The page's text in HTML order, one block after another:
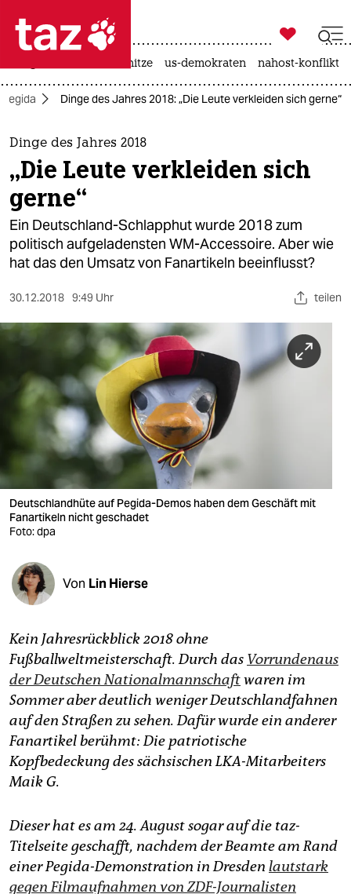
 taz zahl ich
taz zahl ich
themen
politik
öko
gesellschaft
sport
nord
wahrheit
verlag
verlag
veranstaltungen
fragen & hilfe
abo
genossenschaft
epaper login

taz zahl ich
hitze us-demokraten nahost-konflikt
Pegida Dinge des Jahres 2018: „Die Leute verkleiden sich gerne“
Dinge des Jahres 2018
„Die Leute verkleiden sich
gerne“
Ein Deutschland-Schlapphut wurde 2018 zum
politisch aufgeladensten WM-Accessoire. Aber wie
hat das den Umsatz von Fanartikeln beeinflusst?
30.12.2018 9:49 Uhr teilen
Deutschlandhüte auf Pegida-Demos haben dem Geschäft mit
Fanartikeln nicht geschadet
Foto: dpa
Von Lin Hierse
Kein Jahresrückblick 2018 ohne
Fußballweltmeisterschaft. Durch das Vorrundenaus
der Deutschen Nationalmannschaftwaren im
Sommer aber deutlich weniger Deutschlandfahnen
auf den Straßen zu sehen. Dafür wurde ein anderer
Fanartikel berühmt: Die patriotische
Kopfbedeckung des sächsischen LKA-Mitarbeiters
Maik G.
Dieser hat es am 24. August sogar auf die taz-
Titelseite geschafft, nachdem der Beamte am Rand
einer Pegida-Demonstration in Dresden lautstark
gegen Filmaufnahmen von ZDF-Journalisten